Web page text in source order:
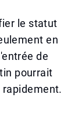
le statut
en
de
pourrait